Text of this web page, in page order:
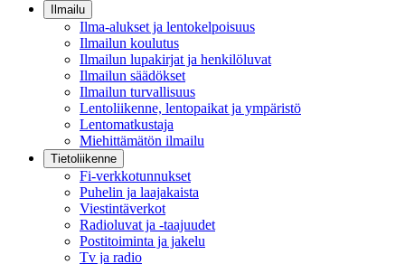
Ilmailu
Ilma-alukset ja lentokelpoisuus
Ilmailun koulutus
Ilmailun lupakirjat ja henkilöluvat
Ilmailun säädökset
Ilmailun turvallisuus
Lentoliikenne, lentopaikat ja ympäristö
Lentomatkustaja
Miehittämätön ilmailu
Tietoliikenne
Fi-verkkotunnukset
Puhelin ja laajakaista
Viestintäverkot
Radioluvat ja -taajuudet
Postitoiminta ja jakelu
Tv ja radio